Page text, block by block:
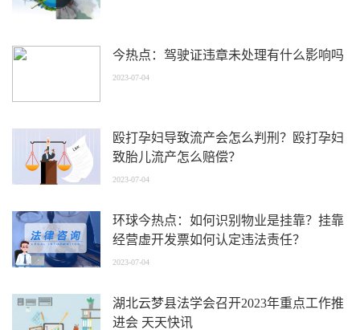
今热点：驾驶证违章未处理有什么影响吗
2023-07-04
殴打孕妇导致流产会怎么判刑？殴打孕妇
致胎儿流产怎么赔偿？
2023-07-04
环球今热点：如何识别物业是挂靠？挂靠
经营虚开发票如何认定违法责任？
2023-07-04
湖北云梦县法学会召开2023年重点工作推
进会 天天快讯